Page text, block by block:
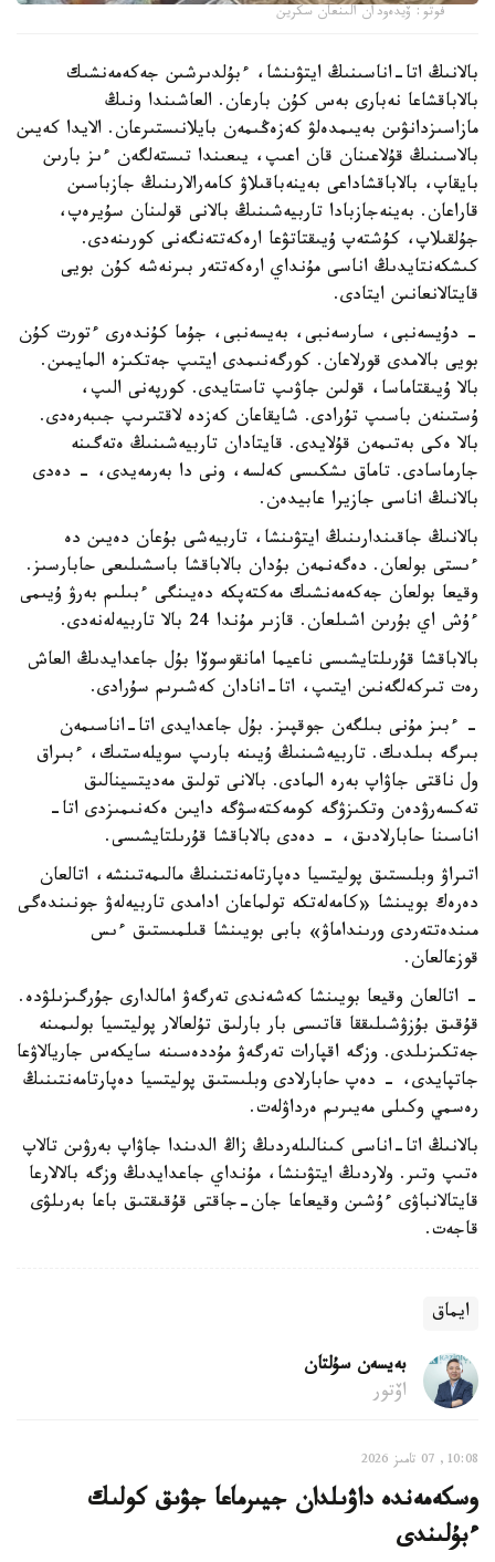
فوتو: ۆيدەودان الىنعان سكرين
بالانىڭ اتا-اناسىنىڭ ايتۋىنشا، ءبۇلدىرشىن جەكەمەنشىك
بالاباقشاعا نەبارى بەس كۇن بارعان. العاشىندا ونىڭ
مازاسىزدانۋىن بەيىمدەلۋ كەزەڭىمەن بايلانىستىرعان. الايدا كەيىن
بالاسىنىڭ قۇلاعىنان قان اعىپ، يىعىندا تىستەلگەن ءىز بارىن
بايقاپ، بالاباقشاداعى بەينەباقىلاۋ كامەرالارىنىڭ جازباسىن
قاراعان. بەينەجازبادا تاربيەشىنىڭ بالانى قولىنان سۇيرەپ،
جۇلقىلاپ، كۇشتەپ ۇيىقتاتۋعا ارەكەتتەنگەنى كورىنەدى.
كىشكەنتايدىڭ اناسى مۇنداي ارەكەتتەر بىرنەشە كۇن بويى
قايتالانعانىن ايتادى.
- دۇيسەنبى، سارسەنبى، بەيسەنبى، جۇما كۇندەرى ءتورت كۇن
بويى بالامدى قورلاعان. كورگەنىمدى ايتىپ جەتكىزە المايمىن.
بالا ۇيىقتاماسا، قولىن جاۋىپ تاستايدى. كورپەنى الىپ،
ۇستىنەن باسىپ تۇرادى. شايقاعان كەزدە لاقتىرىپ جىبەرەدى.
بالا ەكى بەتىمەن قۇلايدى. قايتادان تاربيەشىنىڭ ەتەگىنە
جارماسادى. تاماق ىشكىسى كەلسە، ونى دا بەرمەيدى، - دەدى
بالانىڭ اناسى جازيرا عابيدەن.
بالانىڭ جاقىندارىنىڭ ايتۋىنشا، تاربيەشى بۇعان دەيىن دە
ءىستى بولعان. دەگەنمەن بۇدان بالاباقشا باسشىلىعى حابارسىز.
وقيعا بولعان جەكەمەنشىك مەكتەپكە دەيىنگى ءبىلىم بەرۋ ۇيىمى
ءۇش اي بۇرىن اشىلعان. قازىر مۇندا 24 بالا تاربيەلەنەدى.
بالاباقشا قۇرىلتايشىسى ناعيما امانقوسوۆا بۇل جاعدايدىڭ العاش
رەت تىركەلگەنىن ايتىپ، اتا-انادان كەشىرىم سۇرادى.
- ءبىز مۇنى بىلگەن جوقپىز. بۇل جاعدايدى اتا-اناسىمەن
بىرگە بىلدىك. تاربيەشىنىڭ ۇيىنە بارىپ سويلەستىك، ءبىراق
ول ناقتى جاۋاپ بەرە المادى. بالانى تولىق مەديتسينالىق
تەكسەرۋدەن وتكىزۋگە كومەكتەسۋگە دايىن ەكەنىمىزدى اتا-
اناسىنا حابارلادىق، - دەدى بالاباقشا قۇرىلتايشىسى.
اتىراۋ وبلىستىق پوليتسيا دەپارتامەنتىنىڭ مالىمەتىنشە، اتالعان
دەرەك بويىنشا «كامەلەتكە تولماعان ادامدى تاربيەلەۋ جونىندەگى
مىندەتتەردى ورىنداماۋ» بابى بويىنشا قىلمىستىق ءىس
قوزعالعان.
- اتالعان وقيعا بويىنشا كەشەندى تەرگەۋ امالدارى جۇرگىزىلۋدە.
قۇقىق بۇزۋشىلىققا قاتىسى بار بارلىق تۇلعالار پوليتسيا بولىمىنە
جەتكىزىلدى. وزگە اقپارات تەرگەۋ مۇددەسىنە سايكەس جاريالاۋعا
جاتپايدى، - دەپ حابارلادى وبلىستىق پوليتسيا دەپارتامەنتىنىڭ
رەسمي وكىلى مەيىرىم ەرداۋلەت.
بالانىڭ اتا-اناسى كىنالىلەردىڭ زاڭ الدىندا جاۋاپ بەرۋىن تالاپ
ەتىپ وتىر. ولاردىڭ ايتۋىنشا، مۇنداي جاعدايدىڭ وزگە بالالارعا
قايتالانباۋى ءۇشىن وقيعاعا جان-جاقتى قۇقىقتىق باعا بەرىلۋى
قاجەت.
ايماق
بەيسەن سۇلتان
اۆتور
10:08, 07 تامىز 2026
وسكەمەندە داۋىلدان جيىرماعا جۋىق كولىك
ءبۇلىندى